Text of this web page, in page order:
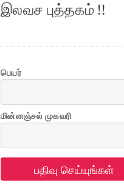
இலவச புத்தகம் !!
பெயர்
மின்னஞ்சல் முகவரி
பதிவு செய்யுங்கள்